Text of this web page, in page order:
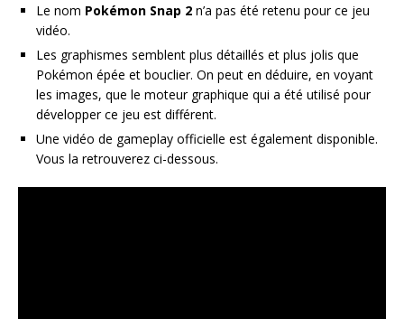
Le nom Pokémon Snap 2 n’a pas été retenu pour ce jeu
vidéo.
Les graphismes semblent plus détaillés et plus jolis que
Pokémon épée et bouclier. On peut en déduire, en voyant
les images, que le moteur graphique qui a été utilisé pour
développer ce jeu est différent.
Une vidéo de gameplay officielle est également disponible.
Vous la retrouverez ci-dessous.